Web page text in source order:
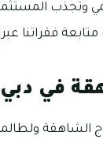
وتجذب
فقراتنا عبر
في دبي
الشاهقة